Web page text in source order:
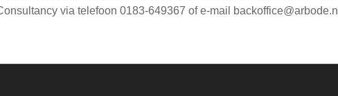
via telefoon 0183-649367 of e-mail backoffice@arbode.nl